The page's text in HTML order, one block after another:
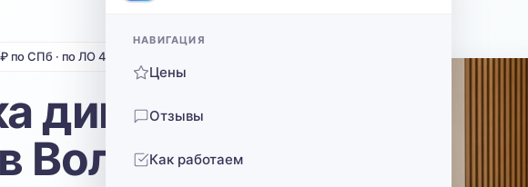
Выберите ткань…
конфиденциальности
НАВИГАЦИЯ
Цены
Отзывы
Как работаем
по СПб · по ЛО 40 ₽/км от КАД
диванов с
Волхов